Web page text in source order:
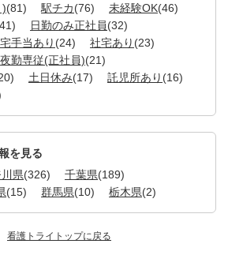
)(81) 駅チカ(76) 未経験OK(46)
日勤のみ正社員(32)
手当あり (24) 社宅あり (23)
夜勤専従(正社員)(21)
土日休み(17) 託児所あり (16)
を見る
県(326) 千葉県(189)
(15) 群馬県(10) 栃木県(2)
看護トライトップに戻る